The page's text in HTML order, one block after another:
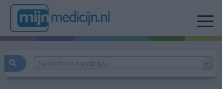
Selecteer medicijn...